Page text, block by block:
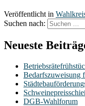
Veröffentlicht in
Suchen nach:
Neueste
Bedarfszuweisung
DGB-Wahlforum